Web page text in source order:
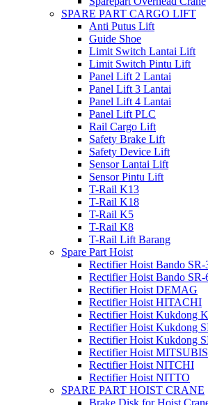
SPARE PART CARGO LIFT
Anti Putus Lift
Guide Shoe
Limit Switch Lantai Lift
Limit Switch Pintu Lift
Panel Lift 2 Lantai
Panel Lift 3 Lantai
Panel Lift 4 Lantai
Panel Lift PLC
Rail Cargo Lift
Safety Brake Lift
Safety Device Lift
Sensor Lantai Lift
Sensor Pintu Lift
T-Rail K13
T-Rail K18
T-Rail K5
T-Rail K8
T-Rail Lift Barang
Spare Part Hoist
Rectifier Hoist Bando SR-
Rectifier Hoist Bando SR-
Rectifier Hoist DEMAG
Rectifier Hoist HITACHI
Rectifier Hoist Kukdong
Rectifier Hoist Kukdong
Rectifier Hoist Kukdong
Rectifier Hoist
Rectifier Hoist NITCHI
Rectifier Hoist NITTO
SPARE PART HOIST CRANE
Brake Disk for Hoist